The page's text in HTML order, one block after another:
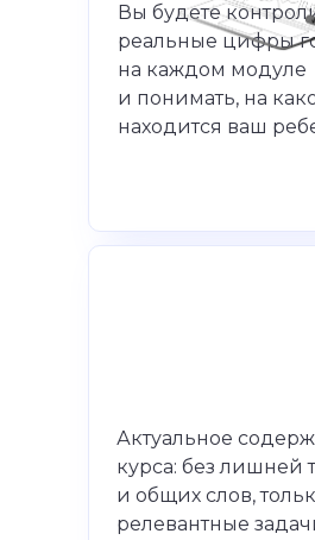
Вы будете
реальные цифры
на каждом модуле
и понимать, на
находится ваш
Актуальное
курса: без лишней
и общих слов,
релевантные